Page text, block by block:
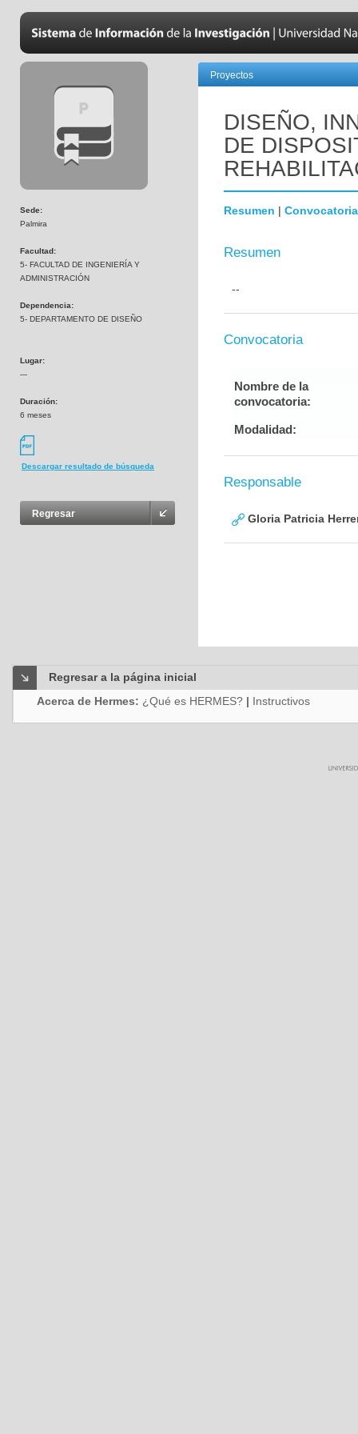
Sede:
Palmira
Facultad:
5- FACULTAD DE INGENIERÍA Y
ADMINISTRACIÓN
Dependencia:
5- DEPARTAMENTO DE DISEÑO
Lugar:
---
Duración:
6 meses
Descargar resultado de búsqueda
Regresar
Proyectos
DISEÑO,
DE
Resumen | Convocatoria
Resumen
--
Convocatoria
Nombre de la
convocatoria:
Modalidad:
Responsable
Gloria Patricia
Regresar a la página inicial
Acerca de Hermes: ¿Qué es HERMES? | Instructivos